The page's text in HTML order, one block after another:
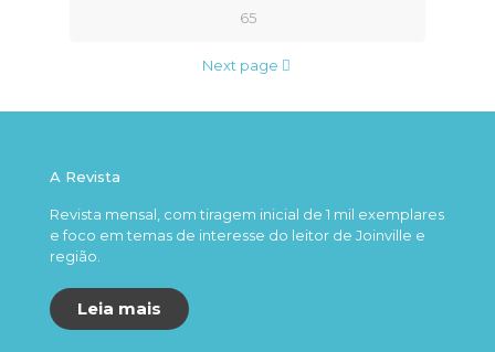
65
Next page
A Revista
Revista mensal, com tiragem inicial de 1 mil exemplares
e foco em temas de interesse do leitor de Joinville e
região.
Leia mais